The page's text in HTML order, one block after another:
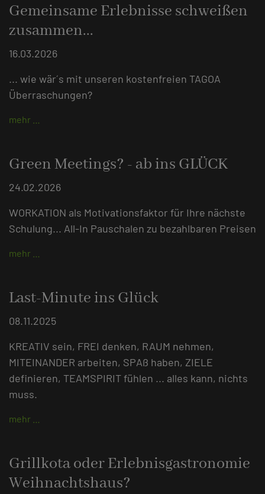
Gemeinsame Erlebnisse schweißen
zusammen...
16.03.2026
... wie wär´s mit unseren kostenfreien TAGOA
Überraschungen?
mehr …
Green Meetings? - ab ins GLÜCK
24.02.2026
WORKATION als Motivationsfaktor für Ihre nächste
Schulung... All-In Pauschalen zu bezahlbaren Preisen
mehr …
Last-Minute ins Glück
08.11.2025
KREATIV sein, FREI denken, RAUM nehmen,
MITEINANDER arbeiten, SPAß haben, ZIELE
definieren, TEAMSPIRIT fühlen ... alles kann, nichts
muss.
mehr …
Grillkota oder Erlebnisgastronomie
Weihnachtshaus?